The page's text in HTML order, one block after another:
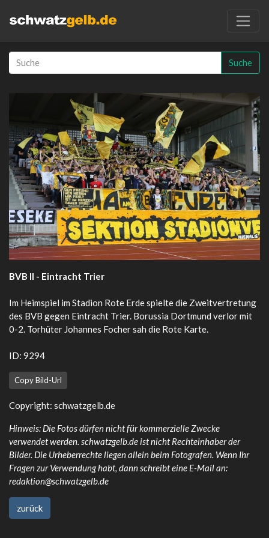
Suche
BVB II - Eintracht Trier
Im Heimspiel im Stadion Rote Erde spielte die Zweitvertretung
des BVB gegen Eintracht Trier. Borussia Dortmund verlor mit
0-2. Torhüter Johannes Focher sah die Rote Karte.
ID: 9294
Copy Bild-Url
Copyright: schwatzgelb.de
Hinweis: Die Fotos dürfen nicht für kommerzielle Zwecke
verwendet werden. schwatzgelb.de ist nicht Rechteinhaber der
Bilder. Die Urheberrechte liegen allein beim Fotografen. Wenn Ihr
Fragen zur Verwendung habt, dann schreibt eine E-Mail an:
redaktion@schwatzgelb.de
zurück